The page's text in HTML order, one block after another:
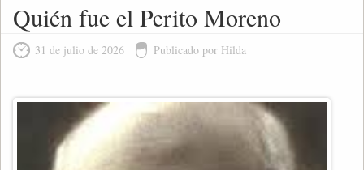
Quién fue el Perito Moreno
31 de julio de 2026 Publicado por Hilda